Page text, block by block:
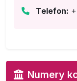
Telefon:
Numery